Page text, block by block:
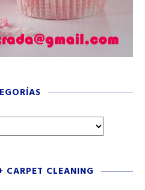
CARPET CLEANING